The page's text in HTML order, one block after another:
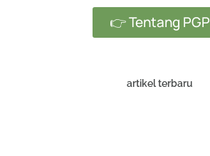
👉 Tentang PGP
artikel terbaru